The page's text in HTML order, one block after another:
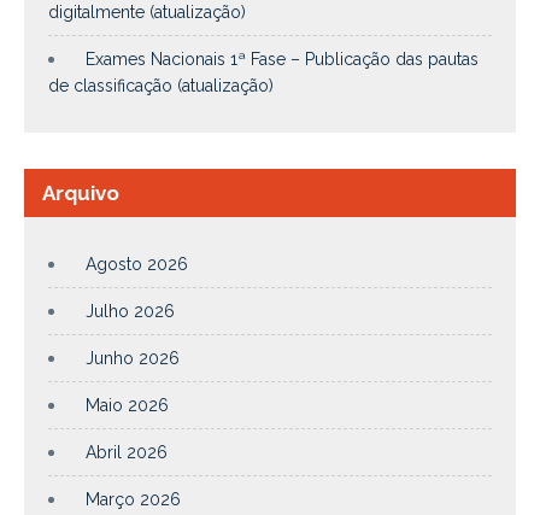
digitalmente (atualização)
Exames Nacionais 1ª Fase – Publicação das pautas
de classificação (atualização)
Arquivo
Agosto 2026
Julho 2026
Junho 2026
Maio 2026
Abril 2026
Março 2026